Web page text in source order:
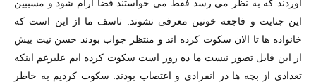
آوردند که به نظر می رسد فقط می خواستند فضا آرام شود و مسببین
این جنایت و فاجعه خونین معرفی نشوند. تاسف ما از این است که
خانواده ها تا الان سکوت کرده اند و منتظر جواب بودند حسن نیت بیش
از این قابل تصور نیست ما ده روز است سکوت کرده ایم علیرغم اینکه
تعدادی از بچه ها در انفرادی و اعتصاب بودند. سکوت کردیم به خاطر